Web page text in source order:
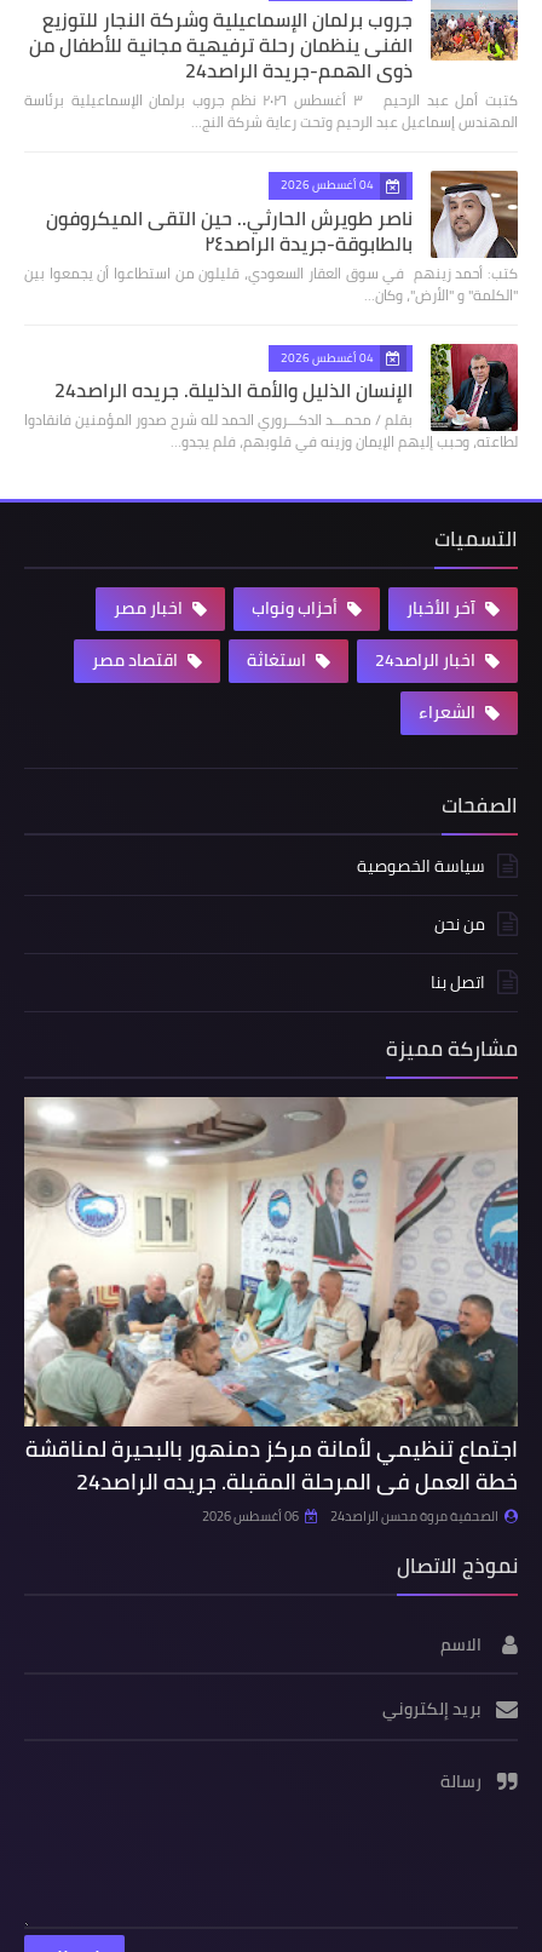
جروب برلمان الإسماعيلية وشركة النجار للتوزيع
الفنى ينظمان رحلة ترفيهية مجانية للأطفال من
ذوي الهمم-جريدة الراصد24
كتبت أمل عبد الرحيم ٣ أغسطس ٢٠٢٦ نظم جروب برلمان الإسماعيلية برئاسة
المهندس إسماعيل عبد الرحيم وتحت رعاية شركة النج…
04 أغسطس 2026
ناصر طويرش الحارثي.. حين التقى الميكروفون
بالطابوقة-جريدة الراصد٢٤
كتب: أحمد زينهم في سوق العقار السعودي، قليلون من استطاعوا أن يجمعوا بين
"الكلمة" و "الأرض"، وكان…
04 أغسطس 2026
الإنسان الذليل والأمة الذليلة. جريده الراصد24
بقلم / محمـــد الدكـــروري الحمد لله شرح صدور المؤمنين فانقادوا
لطاعته، وحبب إليهم الإيمان وزينه في قلوبهم، فلم يجدو…
التسميات
آخر الأخبار أحزاب ونواب
اخبار مصر
اخبار الراصد24
استغاثة
اقتصاد مصر
الشعراء
الصفحات
سياسة الخصوصية
من نحن
اتصل بنا
مشاركة مميزة
اجتماع تنظيمي لأمانة مركز دمنهور بالبحيرة لمناقشة
خطة العمل فى المرحلة المقبلة. جريده الراصد24
الصحفية مروة محسن الراصد24 06 أغسطس 2026
نموذج الاتصال
الاسم
بريد إلكتروني
رسالة